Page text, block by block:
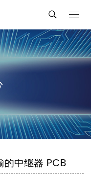
中继器 PCB